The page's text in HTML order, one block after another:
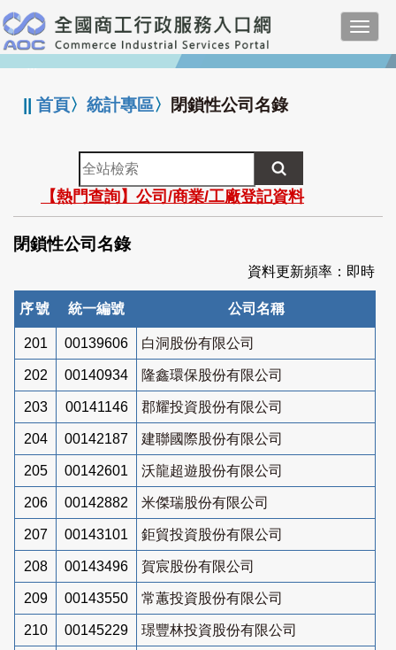
跳
到
主
要
:::
||首頁〉統計專區〉 閉鎖性公司名錄
全
站
檢
索
【熱門查詢】公司/商業/工廠登記資料
閉鎖性公司名錄
資料更新頻率：即時
序號 統一編號 公司名稱
201 00139606 白洞股份有限公司
202 00140934 隆鑫環保股份有限公司
203 00141146 郡耀投資股份有限公司
204 00142187 建聯國際股份有限公司
205 00142601 沃龍超遊股份有限公司
206 00142882 米傑瑞股份有限公司
207 00143101 鉅貿投資股份有限公司
208 00143496 賀宸股份有限公司
209 00143550 常蕙投資股份有限公司
210 00145229 璟豐林投資股份有限公司